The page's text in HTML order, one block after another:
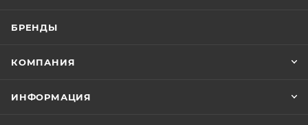
БРЕНДЫ
КОМПАНИЯ
ИНФОРМАЦИЯ